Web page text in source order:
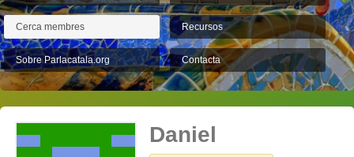
Cerca membres Recursos
Sobre Parlacatala.org Contacta
Daniel